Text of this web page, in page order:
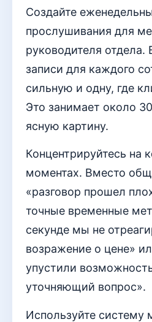
Создайте
прослушивания для
руководителя
записи для каждого
сильную и одну, где
Это занимает около
ясную картину.
Концентрируйтесь на
моментах. Вместо
«разговор прошел
точные временные
секунде мы не
возражение о цене»
упустили
уточняющий вопрос».
Используйте систему